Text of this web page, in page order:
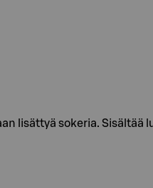
lisättyä sokeria. Sisältää